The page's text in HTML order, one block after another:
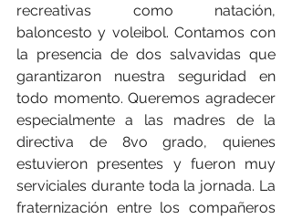
recreativas como natación,
baloncesto y voleibol. Contamos con
la presencia de dos salvavidas que
garantizaron nuestra seguridad en
todo momento. Queremos agradecer
especialmente a las madres de la
directiva de 8vo grado, quienes
estuvieron presentes y fueron muy
serviciales durante toda la jornada. La
fraternización entre los compañeros